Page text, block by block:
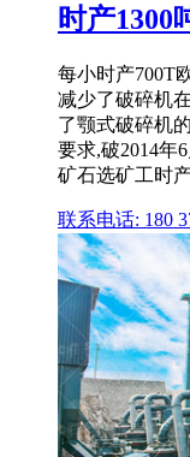
时产1300
每小时产700T
减少了破碎机
了颚式破碎机
要求,破2014年
矿石选矿工时
联系电话: 180